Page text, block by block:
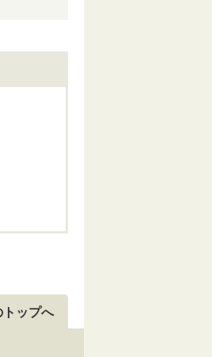
トップへ